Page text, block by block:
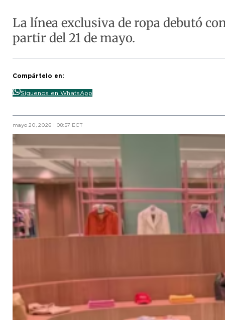
La línea exclusiva de ropa debutó
partir del 21 de mayo.
Compártelo en:
Síguenos en WhatsApp
mayo 20, 2026 | 08:57 ECT